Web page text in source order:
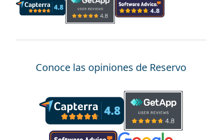
Conoce las opiniones de Reservo